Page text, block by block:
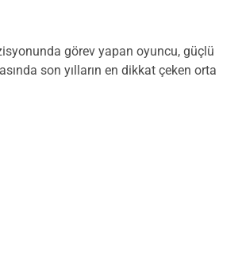
görev yapan oyuncu, güçlü
son yılların en dikkat çeken orta